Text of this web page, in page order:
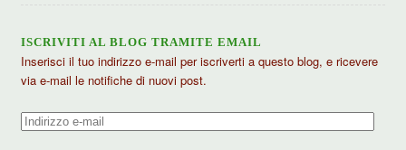
ISCRIVITI AL BLOG TRAMITE EMAIL
Inserisci il tuo indirizzo e-mail per iscriverti a questo blog, e ricevere
via e-mail le notifiche di nuovi post.
Indirizzo